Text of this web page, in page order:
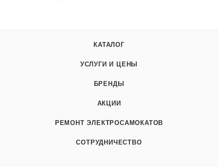
КАТАЛОГ
УСЛУГИ И ЦЕНЫ
БРЕНДЫ
АКЦИИ
РЕМОНТ ЭЛЕКТРОСАМОКАТОВ
СОТРУДНИЧЕСТВО